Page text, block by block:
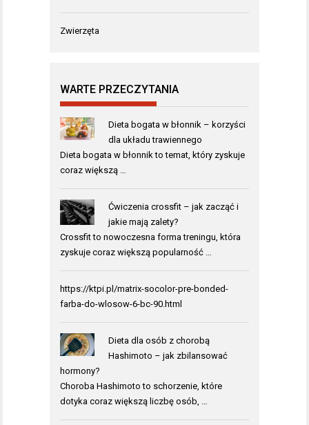
Zwierzęta
WARTE PRZECZYTANIA
Dieta bogata w błonnik – korzyści
dla układu trawiennego
Dieta bogata w błonnik to temat, który zyskuje
coraz większą …
Ćwiczenia crossfit – jak zacząć i
jakie mają zalety?
Crossfit to nowoczesna forma treningu, która
zyskuje coraz większą popularność …
https://ktpi.pl/matrix-socolor-pre-bonded-
farba-do-wlosow-6-bc-90.html
Dieta dla osób z chorobą
Hashimoto – jak zbilansować
hormony?
Choroba Hashimoto to schorzenie, które
dotyka coraz większą liczbę osób, …